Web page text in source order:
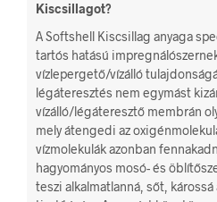
Kiscsillagot?
A Softshell Kiscsillag anyaga
tartós hatású
vízlepergető/vízálló
légáteresztés nem egymást
vízálló/légáteresztő membrán
mely átengedi az
vízmolekulák azonban
hagyományos mosó- és
teszi alkalmatlanná, sőt,